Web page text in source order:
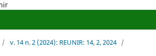
/ v. 14 n. 2 (2024): REUNIR: 14, 2, 2024 /